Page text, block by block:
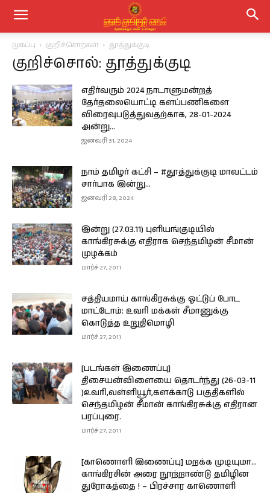
முகப்பு குறிச்சொற்கள் தூத்துக்குடி
குறிச்சொல்: தூத்துக்குடி
எதிர்வரும் 2024 நாடாளுமன்றத்
தேர்தலையொட்டி களப்பணிகளை
விரைவுபடுத்துவதற்காக, 28-01-2024
அன்று…
ஜனவரி 31, 2024
நாம் தமிழர் கட்சி – #தூத்துக்குடி மாவட்டம்
சார்பாக இன்று…
ஜனவரி 28, 2024
இன்று (27.03.11) புளியங்குடியில்
காங்கிரசுக்கு எதிராக செந்தமிழன் சீமான்
முழக்கம்
மார்ச் 27, 2011
சத்தியமாய் காங்கிரசுக்கு ஓட்டுப் போட
மாட்டோம்: உவரி மக்கள் சீமானுக்கு
கொடுத்த உறுதிமொழி
மார்ச் 27, 2011
[படங்கள் இணைப்பு]
திசையன்விளையை தொடர்ந்து (26-03-11
)உவரி,வள்ளியூர்,களக்காடு பகுதிகளில்
செந்தமிழன் சீமான் காங்கிரசுக்கு எதிரான
பரப்புரை.
மார்ச் 27, 2011
[காணொளி இணைப்பு] மறக்க முடியுமா…
காங்கிரசின் அரை நூற்றாண்டு தமிழின
துரோகத்தை ! – பிரச்சார காணொளி